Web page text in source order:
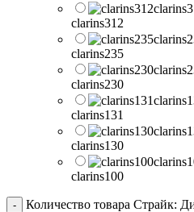
clarins312
clarins235
clarins230
clarins131
clarins130
clarins100
Количество товара Страйк: